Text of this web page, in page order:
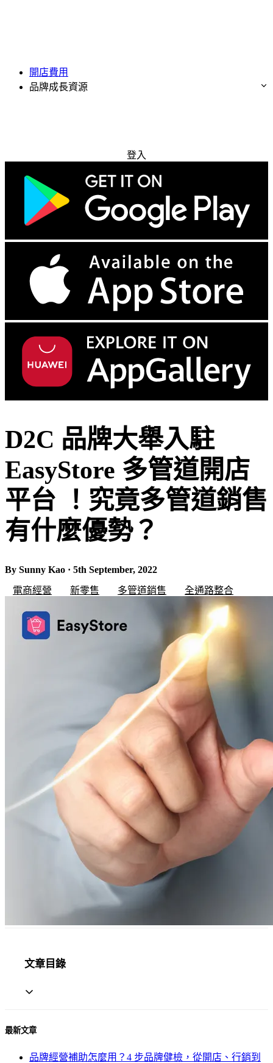
開店費用
品牌成長資源
登入
D2C 品牌大舉入駐
EasyStore 多管道開店
平台 ！究竟多管道銷售
有什麼優勢？
By Sunny Kao · 5th September, 2022
電商經營
新零售 多管道銷售 全通路整合
文章目錄
最新文章
品牌經營補助怎麼用？4 步品牌健檢，從開店、行銷到